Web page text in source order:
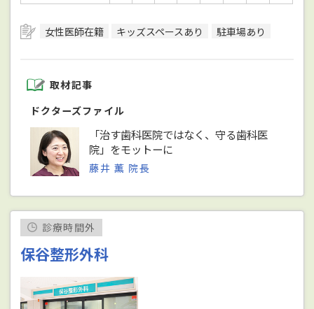
女性医師在籍 キッズスペースあり 駐車場あり
取材記事
ドクターズファイル
「治す歯科医院ではなく、守る歯科医
院」をモットーに
藤井 薫 院長
診療時間外
保谷整形外科